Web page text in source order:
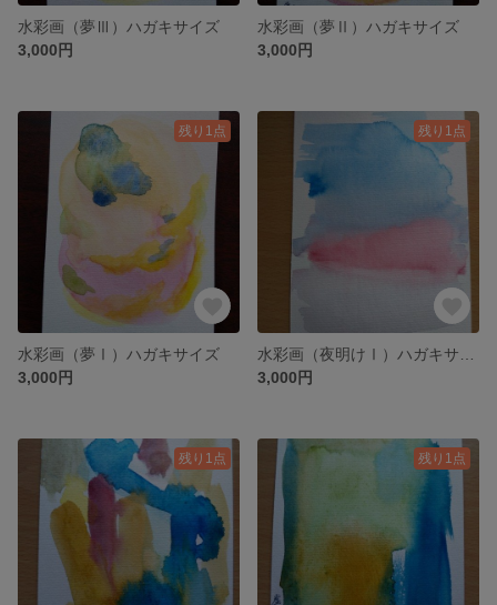
水彩画（夢Ⅲ）ハガキサイズ
3,000円
水彩画（夢Ⅱ）ハガキサイズ
3,000円
残り1点
水彩画（夢Ⅰ）ハガキサイズ
3,000円
残り1点
3,000円
残り1点 残り1点